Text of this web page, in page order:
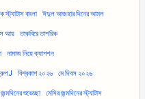
স্ট্যাটাস বাংলা ঈদুল আজহার দিনের আমল
আয় তাকবিরে তাশরিক
নামাজ নিয়ে ক্যাপশন
J বিশ্বকাপ ২০২৬ মে দিবস ২০২৬
শুভেচ্ছা মেসির জন্মদিনের স্ট্যাটাস